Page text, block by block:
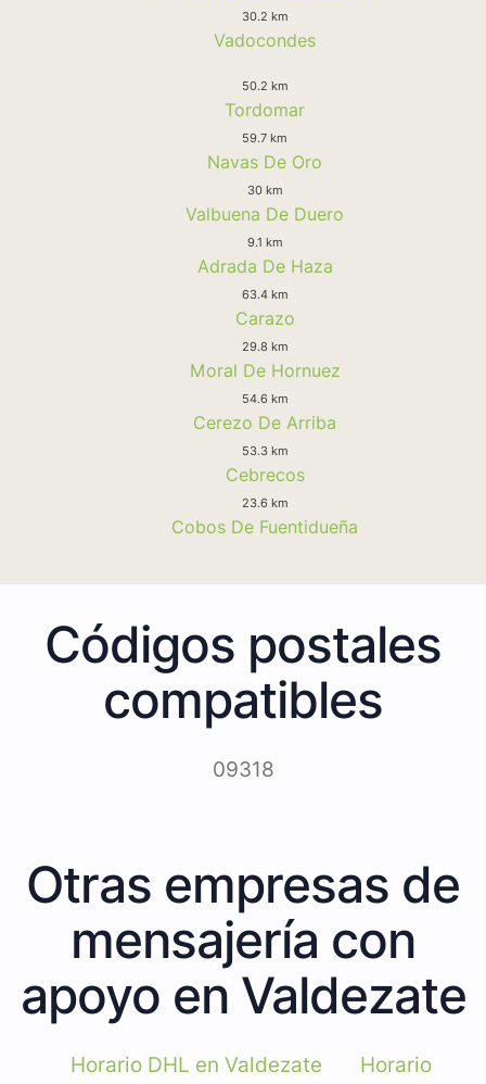
30.2 km
Vadocondes
50.2 km
Tordomar
59.7 km
Navas De Oro
30 km
Valbuena De Duero
9.1 km
Adrada De Haza
63.4 km
Carazo
29.8 km
Moral De Hornuez
54.6 km
Cerezo De Arriba
53.3 km
Cebrecos
23.6 km
Cobos De Fuentidueña
Códigos postales
compatibles
09318
Otras empresas de
mensajería con
apoyo en Valdezate
Horario DHL en Valdezate
Horario